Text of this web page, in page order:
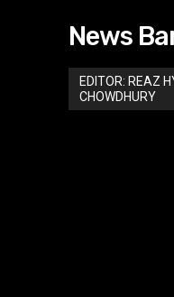
News
EDITOR: REAZ
CHOWDHURY